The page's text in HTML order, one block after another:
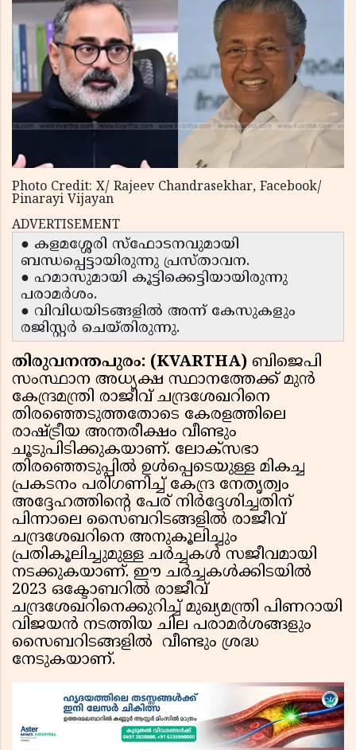
Photo Credit: X/ Rajeev Chandrasekhar, Facebook/
Pinarayi Vijayan
ADVERTISEMENT
● കളമശ്ശേരി സ്ഫോടനവുമായി
ബന്ധപ്പെട്ടായിരുന്നു പ്രസ്താവന.
● ഹമാസുമായി കൂട്ടിക്കെട്ടിയായിരുന്നു
പരാമർശം.
● വിവിധയിടങ്ങളിൽ അന്ന് കേസുകളും
രജിസ്റ്റർ ചെയ്തിരുന്നു.
തിരുവനന്തപുരം: (KVARTHA) ബിജെപി
സംസ്ഥാന അധ്യക്ഷ സ്ഥാനത്തേക്ക് മുൻ
കേന്ദ്രമന്ത്രി രാജീവ് ചന്ദ്രശേഖറിനെ
തിരഞ്ഞെടുത്തതോടെ കേരളത്തിലെ
രാഷ്ട്രീയ അന്തരീക്ഷം വീണ്ടും
ചൂടുപിടിക്കുകയാണ്. ലോക്സഭാ
തിരഞ്ഞെടുപ്പിൽ ഉൾപ്പെടെയുള്ള മികച്ച
പ്രകടനം പരിഗണിച്ച് കേന്ദ്ര നേതൃത്വം
അദ്ദേഹത്തിൻ്റെ പേര് നിർദ്ദേശിച്ചതിന്
പിന്നാലെ സൈബറിടങ്ങളിൽ രാജീവ്
ചന്ദ്രശേഖറിനെ അനുകൂലിച്ചും
പ്രതികൂലിച്ചുമുള്ള ചർച്ചകൾ സജീവമായി
നടക്കുകയാണ്. ഈ ചർച്ചകൾക്കിടയിൽ
2023 ഒക്ടോബറിൽ രാജീവ്
ചന്ദ്രശേഖറിനെക്കുറിച്ച് മുഖ്യമന്ത്രി പിണറായി
വിജയൻ നടത്തിയ ചില പരാമർശങ്ങളും
സൈബറിടങ്ങളിൽ വീണ്ടും ശ്രദ്ധ
നേടുകയാണ്.